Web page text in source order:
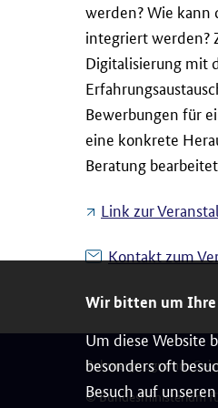
Wir bitten um
Um diese Website
besonders oft
Besuch auf
werden? Wie kann
integriert werden?
Digitalisierung mit
Bewerbungen für
eine konkrete
Beratung
Link zur
Kontakt zum
Rahmenprogramm
© Bundesministerium